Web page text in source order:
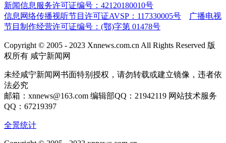
新闻信息服务许可证编号：42120180010号
信息网络传播视听节目许可证AVSP：117330005号
广播电视
节目制作经营许可证编号：(鄂)字第 01478号
Copyright © 2005 - 2023 Xnnews.com.cn All Rights Reserved 版
权所有 咸宁新闻网
未经咸宁新闻网书面特别授权，请勿转载或建立镜像，违者依
法必究
邮箱：xnnews@163.com 编辑部QQ：21942119 网站技术服务
QQ：67219397
全景统计